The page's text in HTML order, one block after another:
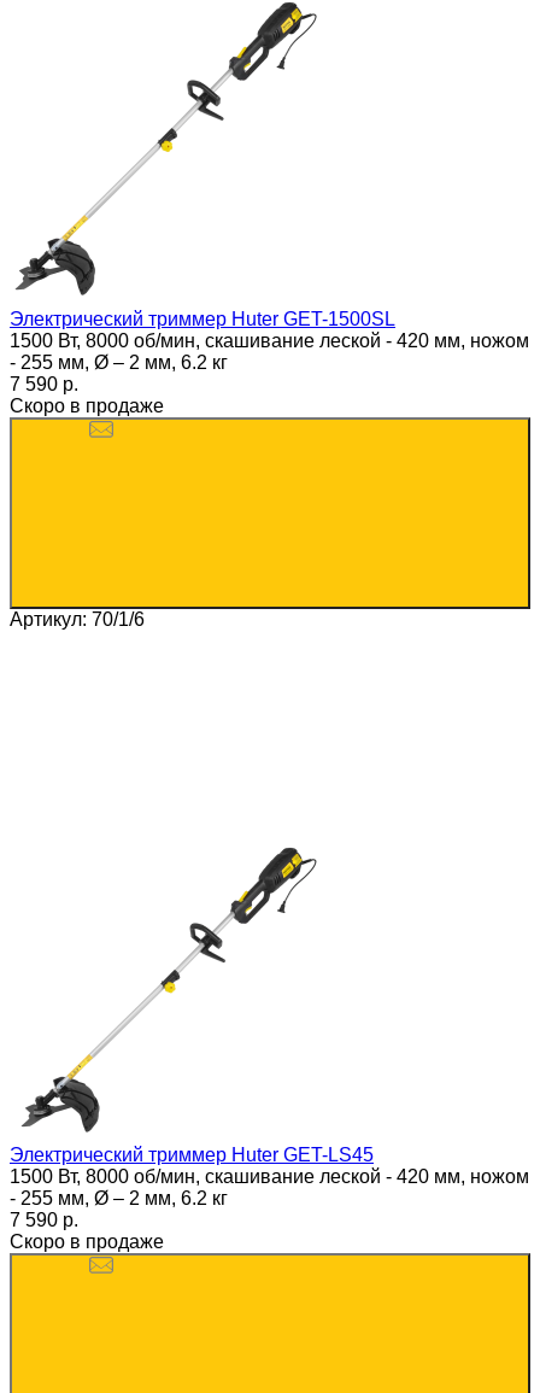
Электрический триммер Huter GET-1500SL
1500 Вт, 8000 об/мин, скашивание леской - 420 мм, ножом
- 255 мм, Ø – 2 мм, 6.2 кг
7 590 p.
Скоро в продаже
Артикул: 70/1/6
Электрический триммер Huter GET-LS45
1500 Вт, 8000 об/мин, скашивание леской - 420 мм, ножом
- 255 мм, Ø – 2 мм, 6.2 кг
7 590 p.
Скоро в продаже